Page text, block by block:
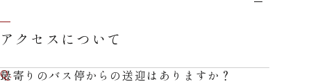
アクセスについて
最寄りのバス停からの送迎はありますか？